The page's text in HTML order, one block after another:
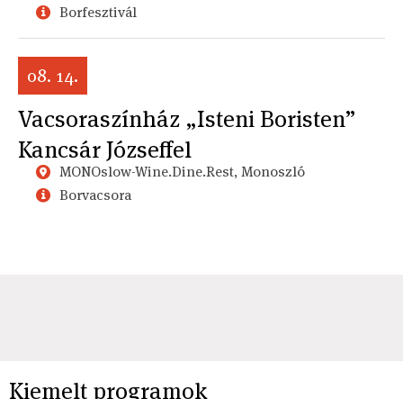
Borfesztivál
08. 14.
Vacsoraszínház „Isteni Boristen”
Kancsár Józseffel
MONOslow-Wine.Dine.Rest, Monoszló
Borvacsora
Kiemelt programok